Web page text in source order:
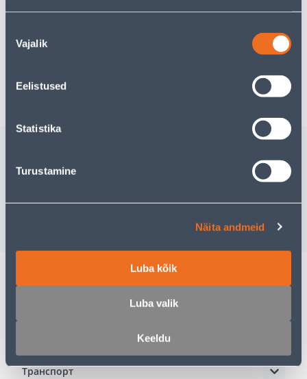
valik
Vajalik
Eelistused
Statistika
Turustamine
Näita andmeid
Luba kõik
Luba valik
Keeldu
PUSA BENNON MYKONOS
Транспорт